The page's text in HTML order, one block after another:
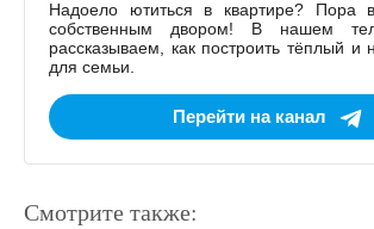
Надоело ютиться в квартире? Пора
собственным двором! В нашем
рассказываем, как построить тёплый
для семьи.
Перейти на канал
Смотрите также: